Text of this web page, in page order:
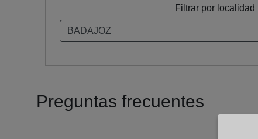
Filtrar por localidad
Preguntas frecuentes